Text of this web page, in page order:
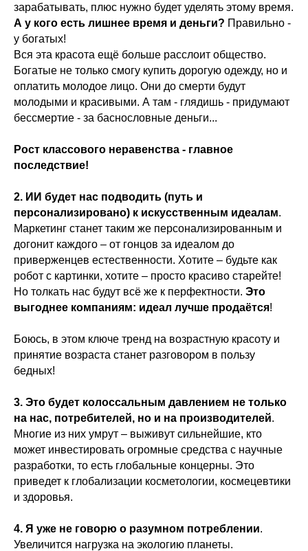
зарабатывать, плюс нужно будет уделять этому время.
А у кого есть лишнее время и деньги? Правильно -
у богатых!
Вся эта красота ещё больше расслоит общество.
Богатые не только смогу купить дорогую одежду, но и
оплатить молодое лицо. Они до смерти будут
молодыми и красивыми. А там - глядишь - придумают
бессмертие - за баснословные деньги...
Рост классового неравенства - главное
последствие!
2. ИИ будет нас подводить (путь и
персонализировано) к искусственным идеалам.
Маркетинг станет таким же персонализированным и
догонит каждого – от гонцов за идеалом до
приверженцев естественности. Хотите – будьте как
робот с картинки, хотите – просто красиво старейте!
Но толкать нас будут всё же к перфектности. Это
выгоднее компаниям: идеал лучше продаётся!
Боюсь, в этом ключе тренд на возрастную красоту и
принятие возраста станет разговором в пользу
бедных!
3. Это будет колоссальным давлением не только
на нас, потребителей, но и на производителей.
Многие из них умрут – выживут сильнейшие, кто
может инвестировать огромные средства с научные
разработки, то есть глобальные концерны. Это
приведет к глобализации косметологии, космецевтики
и здоровья.
4. Я уже не говорю о разумном потреблении.
Увеличится нагрузка на экологию планеты.